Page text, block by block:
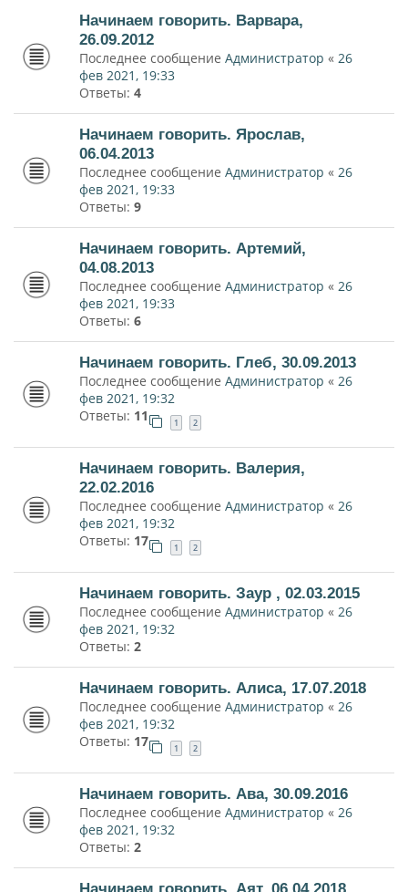
Начинаем говорить. Варвара,
26.09.2012
Последнее сообщение Администратор « 26
фев 2021, 19:33
Ответы: 4
Начинаем говорить. Ярослав,
06.04.2013
Последнее сообщение Администратор « 26
фев 2021, 19:33
Ответы: 9
Начинаем говорить. Артемий,
04.08.2013
Последнее сообщение Администратор « 26
фев 2021, 19:33
Ответы: 6
Начинаем говорить. Глеб, 30.09.2013
Последнее сообщение Администратор « 26
фев 2021, 19:32
Ответы: 11 1 2
Начинаем говорить. Валерия,
22.02.2016
Последнее сообщение Администратор « 26
фев 2021, 19:32
Ответы: 17 1 2
Начинаем говорить. Заур , 02.03.2015
Последнее сообщение Администратор « 26
фев 2021, 19:32
Ответы: 2
Начинаем говорить. Алиса, 17.07.2018
Последнее сообщение Администратор « 26
фев 2021, 19:32
Ответы: 17 1 2
Начинаем говорить. Ава, 30.09.2016
Последнее сообщение Администратор « 26
фев 2021, 19:32
Ответы: 2
Начинаем говорить. Аят, 06.04.2018